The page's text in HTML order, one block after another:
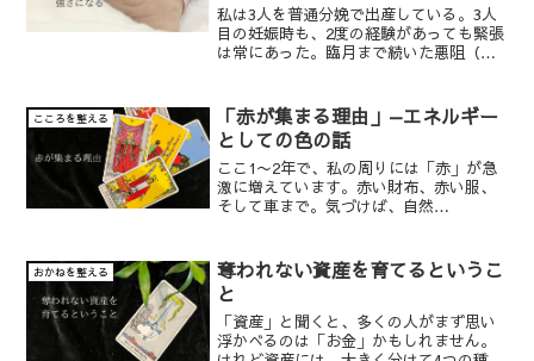
私は3人を普通分娩で出産している。3人
目の妊娠時も、2度の経験があっても緊張
は常にあった。臨月まで続いた悪阻（つ
怖もあった。そんな時、姉との何気ない
電話の中で、彼女が言...
こころを整える
「赤が集まる理由」—エネルギー
としての色の話
ここ1〜2年で、私の周りには「赤」が急
激に増えています。赤い財布、赤い服、
そして車まで。気づけば、自然
て、子どもの頃は「赤い服を着ると疲れ
る」と感じるほど苦手だったのに...
おかねを整える
奪われない資産を育てるというこ
と
「資産」と聞くと、多くの人がまず思い
浮かべるのは「お金」かもしれません。